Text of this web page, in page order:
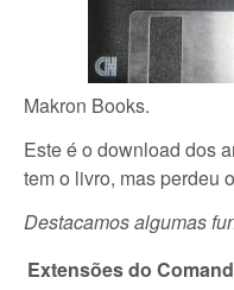
Makron Books.
Este é o download dos
tem o livro, mas perdeu
Destacamos algumas
Extensões do